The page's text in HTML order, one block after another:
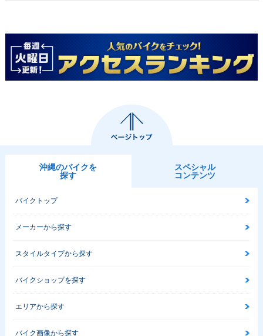
沖縄のバイクを
探す
スペシャル
コンテンツ
バイクトップ
メーカーから探す
スタイルタイプから探す
バイクショップを探す
エリアから探す
バイク画像から探す